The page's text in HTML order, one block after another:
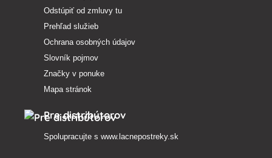
Odstúpiť od zmluvy tu
Prehľad služieb
Ochrana osobných údajov
Slovník pojmov
Značky v ponuke
Mapa stránok
Pre distribútorov
Spolupracujte s www.lacnepostreky.sk